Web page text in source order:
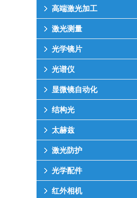
高端激光加工
激光测量
光学镜片
光谱仪
显微镜自动化
结构光
太赫兹
激光防护
光学配件
红外相机